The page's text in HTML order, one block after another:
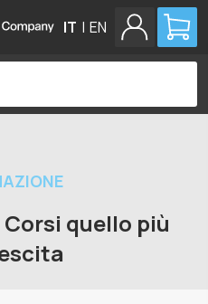
IT | EN
quello più